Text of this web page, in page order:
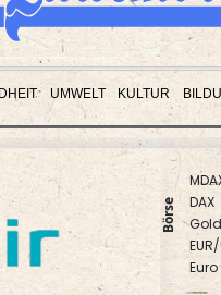
UMWELT KULTUR
Börse
DAX
Euro
SDAX